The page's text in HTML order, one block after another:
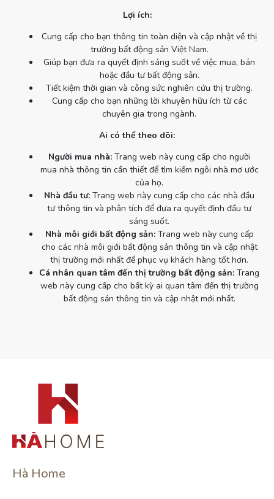
Lợi ích:
Cung cấp cho bạn thông tin toàn diện và cập nhật về thị
trường bất động sản Việt Nam.
Giúp bạn đưa ra quyết định sáng suốt về việc mua, bán
hoặc đầu tư bất động sản.
Tiết kiệm thời gian và công sức nghiên cứu thị trường.
Cung cấp cho bạn những lời khuyên hữu ích từ các
chuyên gia trong ngành.
Ai có thể theo dõi:
Người mua nhà:Trang web này cung cấp cho người
mua nhà thông tin cần thiết để tìm kiếm ngôi nhà mơ ước
của họ.
Nhà đầu tư: Trang web này cung cấp cho các nhà đầu
tư thông tin và phân tích để đưa ra quyết định đầu tư
sáng suốt.
Nhà môi giới bất động sản:Trang web này cung cấp
cho các nhà môi giới bất động sản thông tin và cập nhật
thị trường mới nhất để phục vụ khách hàng tốt hơn.
Cá nhân quan tâm đến thị trường bất động sản: Trang
web này cung cấp cho bất kỳ ai quan tâm đến thị trường
bất động sản thông tin và cập nhật mới nhất.
Hà Home